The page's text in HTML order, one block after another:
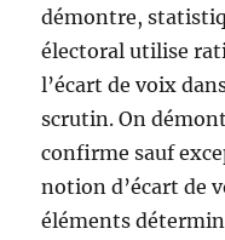
démontre,
électoral utilise
l’écart de voix
scrutin. On
confirme sauf
notion d’écart de
éléments